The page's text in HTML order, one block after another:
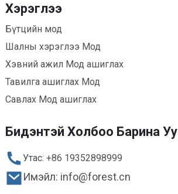
Хэрэглээ
Бүтцийн мод
Шалны хэрэглээ Мод
Хэвний ажил Мод ашиглах
Тавилга ашиглах Мод
Савлах Мод ашиглах
Бидэнтэй Холбоо Барина Уу
Утас: +86 19352898999
Имэйл: info@forest.cn